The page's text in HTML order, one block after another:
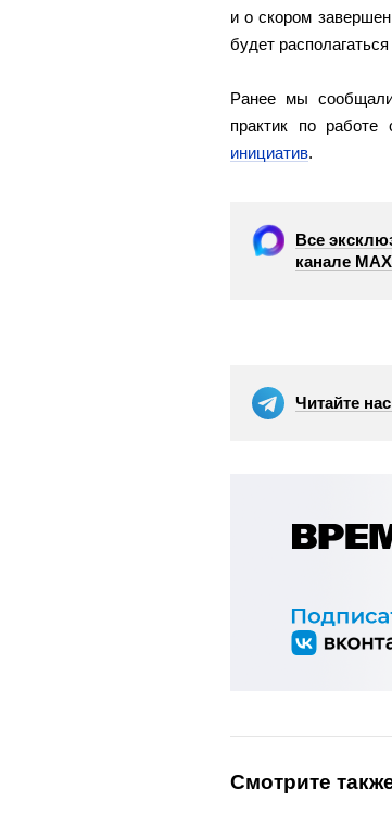
и о скором
будет располагаться
Ранее мы
практик по работе
инициатив.
Все
канале
Читайте
Смотрите